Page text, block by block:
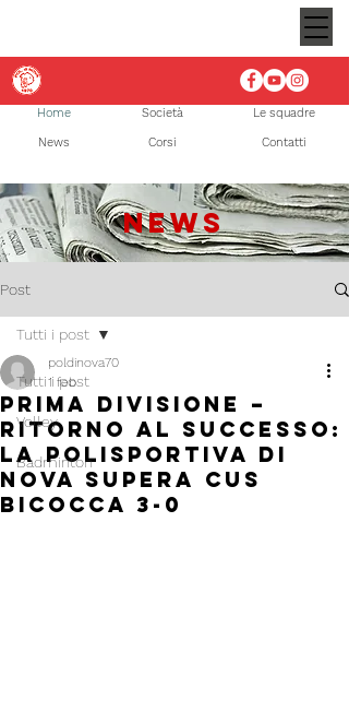
Home Società
News Corsi
Le squadre
Contatti
NEWS
Post
Tutti i post
Volley
Badminton
Tutti i post
Prima Divisione –
Ritorno al successo:
la Polisportiva di
Nova supera Cus
Bicocca 3-0
poldinova70
1 feb